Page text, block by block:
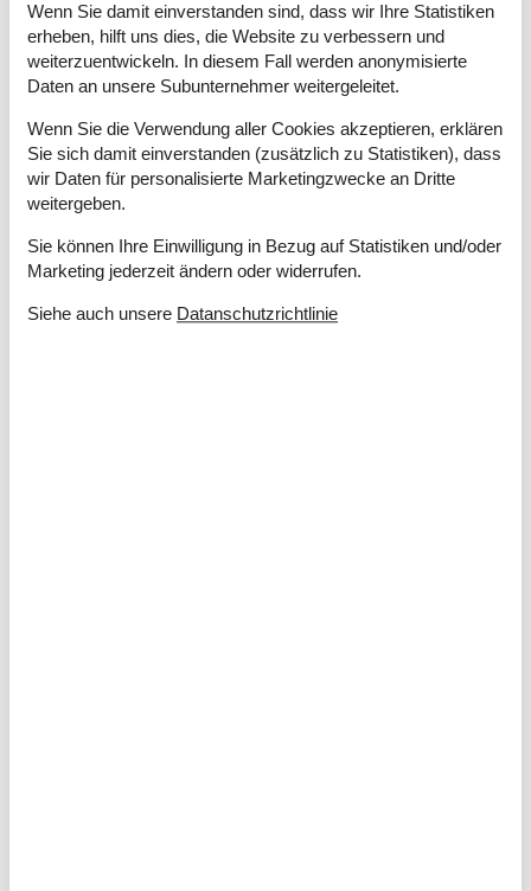
Drinnen
Kaminofen
Rauchmelder
Elektrogeräte
1 Fernseher
Bügeleisen
Internet (drahtlos)
Smart TV
In der Nähe
Die nächste Stadt
Wenn Sie damit einverstanden sind, dass wir Ihre Statistiken
erheben, hilft uns dies, die Website zu verbessern und
weiterzuentwickeln. In diesem Fall werden anonymisierte
Daten an unsere Subunternehmer weitergeleitet.
Wenn Sie die Verwendung aller Cookies akzeptieren, erklären
Sie sich damit einverstanden (zusätzlich zu Statistiken), dass
wir Daten für personalisierte Marketingzwecke an Dritte
weitergeben.
Sie können Ihre Einwilligung in Bezug auf Statistiken und/oder
Marketing jederzeit ändern oder widerrufen.
Siehe auch unsere Datanschutzrichtlinie